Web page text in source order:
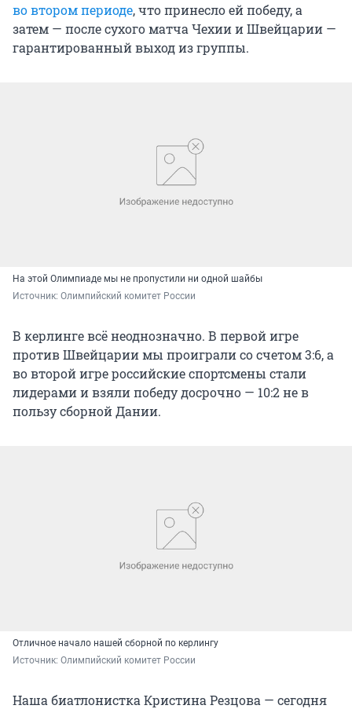
во втором периоде, что принесло ей победу, а
затем — после сухого матча Чехии и Швейцарии —
гарантированный выход из группы.
На этой Олимпиаде мы не пропустили ни одной шайбы
Источник: Олимпийский комитет России
В керлинге всё неоднозначно. В первой игре
против Швейцарии мы проиграли со счетом 3:6, а
во второй игре российские спортсмены стали
лидерами и взяли победу досрочно — 10:2 не в
пользу сборной Дании.
Отличное начало нашей сборной по керлингу
Источник: Олимпийский комитет России
Наша биатлонистка Кристина Резцова — сегодня